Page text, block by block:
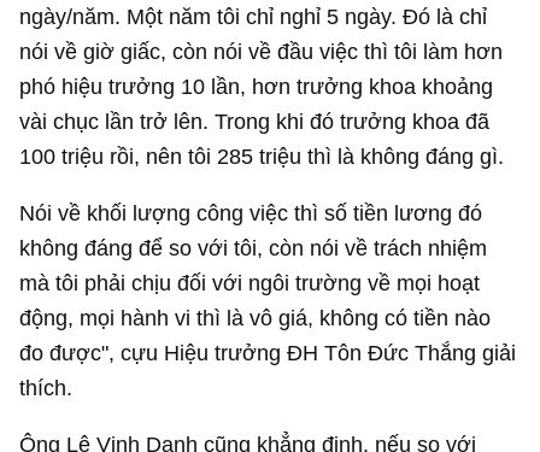
ngày/năm. Một năm tôi chỉ nghỉ 5 ngày. Đó là chỉ
nói về giờ giấc, còn nói về đầu việc thì tôi làm hơn
phó hiệu trưởng 10 lần, hơn trưởng khoa khoảng
vài chục lần trở lên. Trong khi đó trưởng khoa đã
100 triệu rồi, nên tôi 285 triệu thì là không đáng gì.
Nói về khối lượng công việc thì số tiền lương đó
không đáng để so với tôi, còn nói về trách nhiệm
mà tôi phải chịu đối với ngôi trường về mọi hoạt
động, mọi hành vi thì là vô giá, không có tiền nào
đo được", cựu Hiệu trưởng ĐH Tôn Đức Thắng giải
thích.
Ông Lê Vinh Danh cũng khẳng định, nếu so với